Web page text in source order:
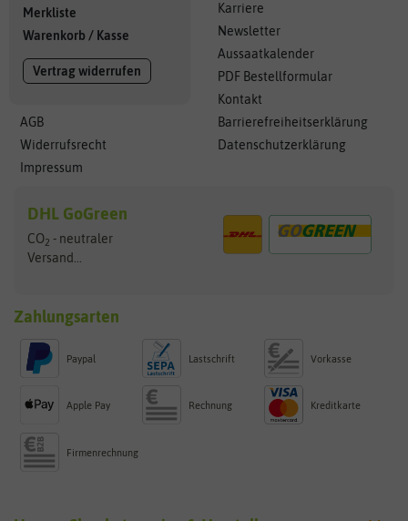
Merkliste
Warenkorb / Kasse
Vertrag widerrufen
AGB
Widerrufsrecht
Impressum
Karriere
Newsletter
Aussaatkalender
PDF Bestellformular
Kontakt
Barrierefreiheitserklärung
Datenschutzerklärung
DHL GoGreen
CO2 - neutraler
Versand...
Zahlungsarten
Paypal Lastschrift Vorkasse
Apple Pay Rechnung Kreditkarte
Firmenrechnung